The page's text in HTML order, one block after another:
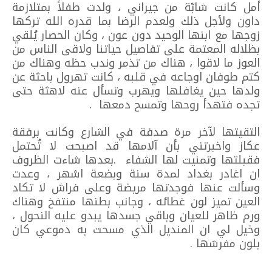
أمل كانت شابّة من جيراني ، ولدت طفلاً بمتلازمة
داون ولأجل ذلك ولعدم الرضا بما قدره الله تركها
زوجها مع ابنها الوحيد دون عون ، وكان الحصار يُلقي
بظلاله المعتمة على تفاصيل حياتنا ولاقى الناس من
العوز ما لاقوا ، هناك من تذمر وندب حظه وهناك من
كتم طوفان اوجاعه في قلبه ، كانت تهرول باحثة عن
ولدها حين يغافلها ويهرب وتسأل عنه لاهثة حتى
تجده فتهدأ روحها وتمسح دمعها .
التقيتها لآخر مرة صدفة في الشارع وكانت برفقة
عكاز واخبرتني بأن آلامها قد اصبحت لا تُحتمل
فقبلتها وتمنيت لها الشفاء .بعدها شاءت الظروف
ان اغادر بغداد لمدة سنة وبضعة اشهر ، وعدت
وسألت عنها فوجدتها مريضة وعلى فراش لا تكاد
العين تميز لون غطائه ، وجانب بطنها منتفخ وهناك
ورم ظاهر للعيان وباقي جسدها يبدو عليه النحول ،
وخيل لي ان المنديل الذي مسحت به دموعي كان
بلون مفرشها .